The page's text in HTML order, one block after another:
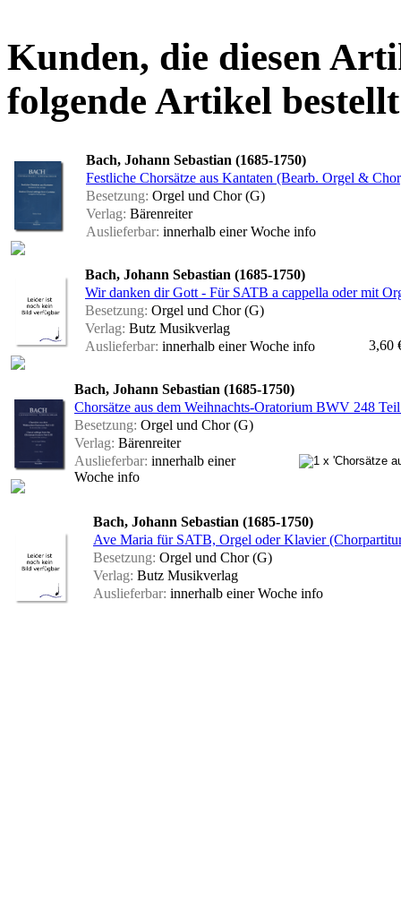
Kunden, die diesen
folgende Artikel
Bach, Johann Sebastian (1685-1750)
Festliche Chorsätze aus Kantaten (Bearb. Orgel &
Besetzung: Orgel und Chor (G)
Verlag: Bärenreiter
Auslieferbar: innerhalb einer Woche info
Bach, Johann Sebastian (1685-1750)
Wir danken dir Gott - Für SATB a cappella oder mit
Besetzung: Orgel und Chor (G)
Verlag: Butz Musikverlag
Auslieferbar: innerhalb einer Woche info 3,60
Bach, Johann Sebastian (1685-1750)
Chorsätze aus dem Weihnachts-Oratorium BWV 248
Besetzung: Orgel und Chor (G)
Verlag: Bärenreiter
Auslieferbar: innerhalb einer
Woche info
Bach, Johann Sebastian (1685-1750)
Ave Maria für SATB, Orgel oder Klavier
Besetzung: Orgel und Chor (G)
Verlag: Butz Musikverlag
Auslieferbar: innerhalb einer Woche info